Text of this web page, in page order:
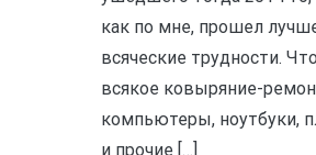
как по мне, прошел
всяческие трудности.
всякое ковыряние-
компьютеры, ноутбуки,
и прочие […]